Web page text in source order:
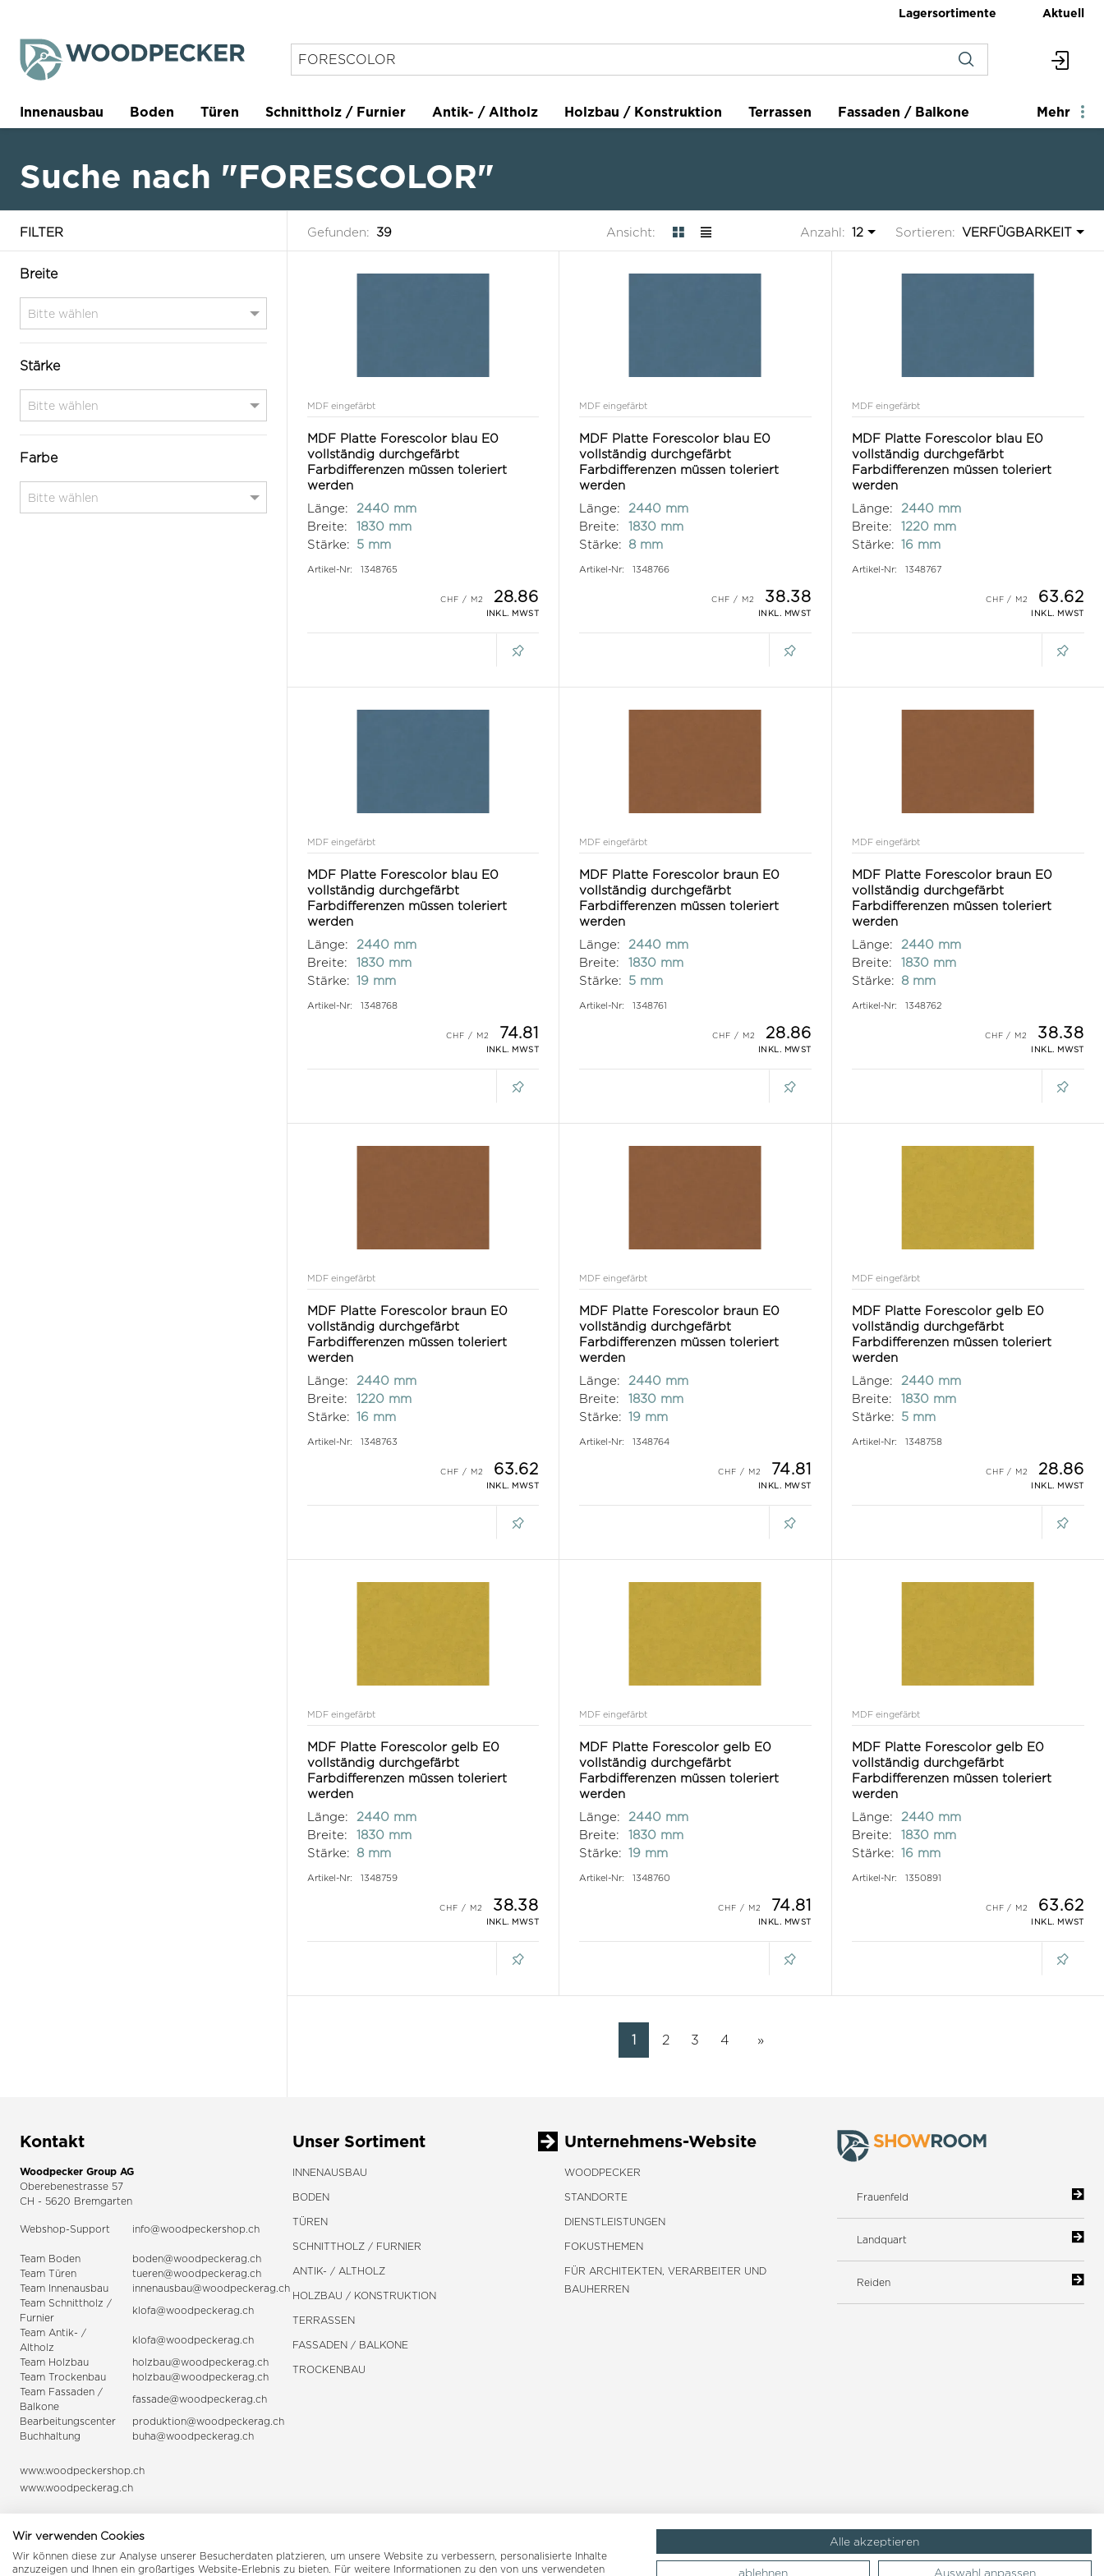
Lagersortimente Aktuell
Innenausbau Boden Türen Schnittholz / Furnier Antik- / Altholz Holzbau / Konstruktion Terrassen Fassaden / Balkone Mehr
Suche nach "FORESCOLOR"
FILTER Gefunden: 39 Ansicht: Anzahl: 12 Sortieren: VERFÜGBARKEIT
Breite
Stärke
Farbe
MDF eingefärbt
MDF Platte Forescolor blau E0
vollständig durchgefärbt
Farbdifferenzen müssen toleriert
werden
Länge:
2440 mm
Breite:
1830 mm
Stärke:
5 mm
Artikel-Nr: 1348765
28.86
INKL. MWST
MDF eingefärbt
MDF Platte Forescolor blau E0
vollständig durchgefärbt
Farbdifferenzen müssen toleriert
werden
Länge:
2440 mm
Breite:
1830 mm
Stärke:
8 mm
Artikel-Nr: 1348766
38.38
INKL. MWST
MDF eingefärbt
MDF Platte Forescolor blau E0
vollständig durchgefärbt
Farbdifferenzen müssen toleriert
werden
Länge:
2440 mm
Breite:
1220 mm
Stärke: 16 mm
Artikel-Nr: 1348767
63.62
INKL. MWST
MDF eingefärbt
MDF Platte Forescolor blau E0
vollständig durchgefärbt
Farbdifferenzen müssen toleriert
werden
Länge:
2440 mm
Breite:
1830 mm
Stärke: 19 mm
Artikel-Nr: 1348768
74.81
INKL. MWST
MDF eingefärbt
MDF Platte Forescolor braun E0
vollständig durchgefärbt
Farbdifferenzen müssen toleriert
werden
Länge:
2440 mm
Breite:
1830 mm
Stärke:
5 mm
Artikel-Nr: 1348761
28.86
INKL. MWST
MDF eingefärbt
MDF Platte Forescolor braun E0
vollständig durchgefärbt
Farbdifferenzen müssen toleriert
werden
Länge:
2440 mm
Breite:
1830 mm
Stärke:
8 mm
Artikel-Nr: 1348762
38.38
INKL. MWST
MDF eingefärbt
MDF Platte Forescolor braun E0
vollständig durchgefärbt
Farbdifferenzen müssen toleriert
werden
Länge:
2440 mm
Breite:
1220 mm
Stärke: 16 mm
Artikel-Nr: 1348763
63.62
INKL. MWST
MDF eingefärbt
MDF Platte Forescolor braun E0
vollständig durchgefärbt
Farbdifferenzen müssen toleriert
werden
Länge:
2440 mm
Breite:
1830 mm
Stärke:
19 mm
Artikel-Nr: 1348764
74.81
INKL. MWST
MDF eingefärbt
MDF Platte Forescolor gelb E0
vollständig durchgefärbt
Farbdifferenzen müssen toleriert
werden
Länge:
2440 mm
Breite:
1830 mm
Stärke:
5 mm
Artikel-Nr: 1348758
28.86
INKL. MWST
MDF eingefärbt
MDF Platte Forescolor gelb E0
vollständig durchgefärbt
Farbdifferenzen müssen toleriert
werden
Länge:
2440 mm
Breite:
1830 mm
Stärke:
8 mm
Artikel-Nr: 1348759
38.38
INKL. MWST
MDF eingefärbt
MDF Platte Forescolor gelb E0
vollständig durchgefärbt
Farbdifferenzen müssen toleriert
werden
Länge:
2440 mm
Breite:
1830 mm
Stärke:
19 mm
Artikel-Nr: 1348760
74.81
INKL. MWST
MDF eingefärbt
MDF Platte Forescolor gelb E0
vollständig durchgefärbt
Farbdifferenzen müssen toleriert
werden
Länge:
2440 mm
Breite:
1830 mm
Stärke: 16 mm
Artikel-Nr: 1350891
63.62
INKL. MWST
1 2 3 4
Kontakt
Woodpecker Group AG
Oberebenestrasse 57
CH - 5620 Bremgarten
Webshop-Support info@woodpeckershop.ch
Team Boden
boden@woodpeckerag.ch
Team Türen
tueren@woodpeckerag.ch
Team Innenausbau
innenausbau@woodpeckerag.ch
Team Schnittholz /
Furnier
klofa@woodpeckerag.ch
Team Antik- /
Altholz
klofa@woodpeckerag.ch
Team Holzbau
holzbau@woodpeckerag.ch
Team Trockenbau
holzbau@woodpeckerag.ch
Team Fassaden /
Balkone
fassade@woodpeckerag.ch
Bearbeitungscenter
produktion@woodpeckerag.ch
Buchhaltung
buha@woodpeckerag.ch
www.woodpeckershop.ch
www.woodpeckerag.ch
Unser Sortiment
INNENAUSBAU
BODEN
TÜREN
SCHNITTHOLZ / FURNIER
ANTIK- / ALTHOLZ
HOLZBAU / KONSTRUKTION
TERRASSEN
FASSADEN / BALKONE
TROCKENBAU
Unternehmens-Website
WOODPECKER
STANDORTE
DIENSTLEISTUNGEN
FOKUSTHEMEN
FÜR ARCHITEKTEN, VERARBEITER UND
BAUHERREN
Frauenfeld
Landquart
Reiden
Wir verwenden Cookies
Wir können diese zur Analyse unserer Besucherdaten platzieren, um unsere Website zu verbessern, personalisierte Inhalte
anzuzeigen und Ihnen ein großartiges Website-Erlebnis zu bieten. Für weitere Informationen zu den von uns verwendeten
Alle akzeptieren
ablehnen Auswahl anpassen